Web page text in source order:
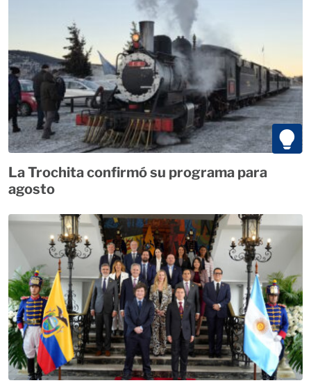
La Trochita confirmó su programa para
agosto